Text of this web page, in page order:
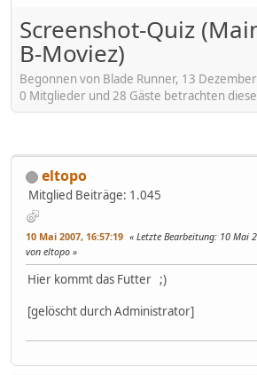
Screenshot-Quiz
B-Moviez)
Begonnen von Blade Runner, 13
0 Mitglieder und 28 Gäste betrachten
eltopo
Mitglied Beiträge: 1.045
10 Mai 2007, 16:57:19 Letzte Bearbeitung: 10 Mai
von eltopo
Hier kommt das Futter ;)
[gelöscht durch Administrator]